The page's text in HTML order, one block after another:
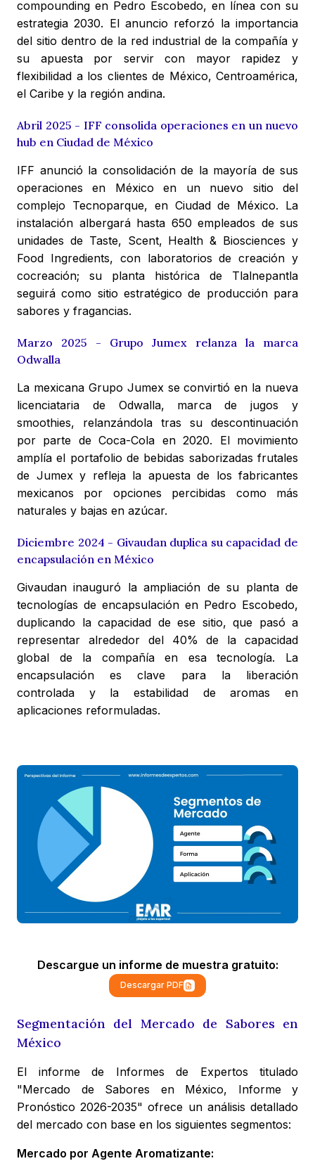
compounding en Pedro Escobedo, en línea con su
estrategia 2030. El anuncio reforzó la importancia
del sitio dentro de la red industrial de la compañía y
su apuesta por servir con mayor rapidez y
flexibilidad a los clientes de México, Centroamérica,
el Caribe y la región andina.
Abril 2025 - IFF consolida operaciones en un nuevo
hub en Ciudad de México
IFF anunció la consolidación de la mayoría de sus
operaciones en México en un nuevo sitio del
complejo Tecnoparque, en Ciudad de México. La
instalación albergará hasta 650 empleados de sus
unidades de Taste, Scent, Health & Biosciences y
Food Ingredients, con laboratorios de creación y
cocreación; su planta histórica de Tlalnepantla
seguirá como sitio estratégico de producción para
sabores y fragancias.
Marzo 2025 - Grupo Jumex relanza la marca
Odwalla
La mexicana Grupo Jumex se convirtió en la nueva
licenciataria de Odwalla, marca de jugos y
smoothies, relanzándola tras su descontinuación
por parte de Coca-Cola en 2020. El movimiento
amplía el portafolio de bebidas saborizadas frutales
de Jumex y refleja la apuesta de los fabricantes
mexicanos por opciones percibidas como más
naturales y bajas en azúcar.
Diciembre 2024 - Givaudan duplica su capacidad de
encapsulación en México
Givaudan inauguró la ampliación de su planta de
tecnologías de encapsulación en Pedro Escobedo,
duplicando la capacidad de ese sitio, que pasó a
representar alrededor del 40% de la capacidad
global de la compañía en esa tecnología. La
encapsulación es clave para la liberación
controlada y la estabilidad de aromas en
aplicaciones reformuladas.
Descargue un informe de muestra gratuito:
Descargar PDF
Segmentación del Mercado de Sabores en
México
El informe de Informes de Expertos titulado
"Mercado de Sabores en México, Informe y
Pronóstico 2026-2035" ofrece un análisis detallado
del mercado con base en los siguientes segmentos:
Mercado por Agente Aromatizante: